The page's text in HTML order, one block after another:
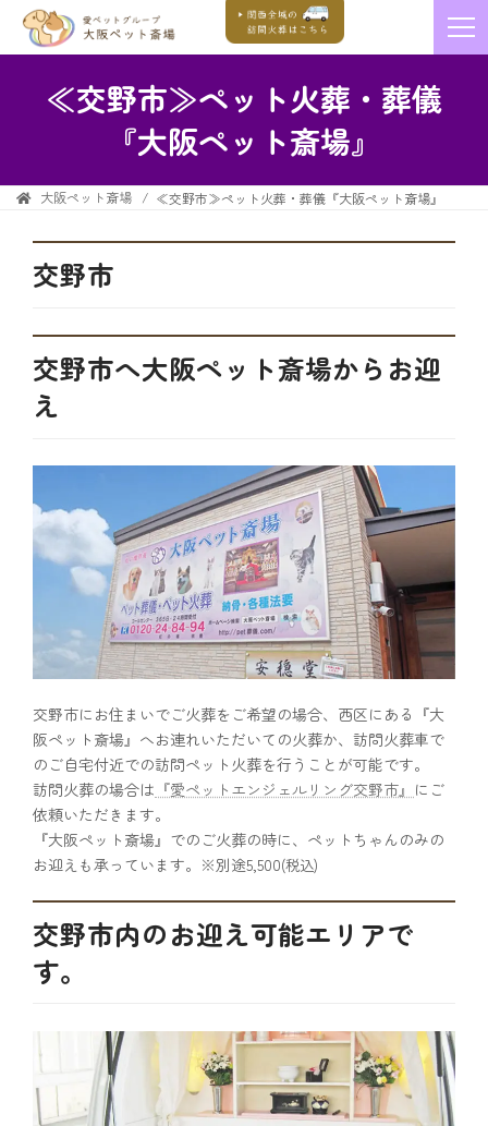
≪交野市≫ペット火葬・葬儀
『大阪ペット斎場』
大阪ペット斎場 ≪交野市≫ペット火葬・葬儀『大阪ペット斎場』
交野市
交野市へ大阪ペット斎場からお迎
え
交野市にお住まいでご火葬をご希望の場合、西区にある『大
阪ペット斎場』へお連れいただいての火葬か、訪問火葬車で
のご自宅付近での訪問ペット火葬を行うことが可能です。
訪問火葬の場合は 『愛ペットエンジェルリング交野市』 にご
依頼いただきます。
『大阪ペット斎場』でのご火葬の時に、ペットちゃんのみの
お迎えも承っています。※別途5,500(税込)
交野市内のお迎え可能エリアで
す。